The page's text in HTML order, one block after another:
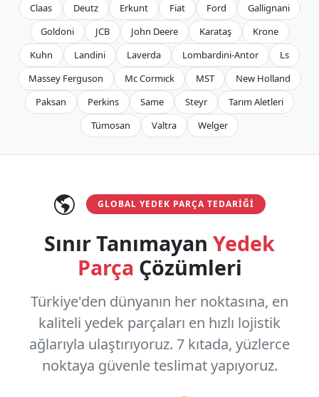
Claas
Deutz Erkunt Fiat Ford
Gallignani
Goldoni
JCB John Deere Karataş
Krone
Kuhn
Landini Laverda Lombardini-Antor
Ls
Massey Ferguson
Mc Cormıck MST
New Holland
Paksan
Perkins Same Steyr
Tarım Aletleri
Tümosan
Valtra Welger
GLOBAL YEDEK PARÇA TEDARIĞI
Sınır Tanımayan Yedek
Parça Çözümleri
Türkiye'den dünyanın her noktasına, en
kaliteli yedek parçaları en hızlı lojistik
ağlarıyla ulaştırıyoruz. 7 kıtada, yüzlerce
noktaya güvenle teslimat yapıyoruz.